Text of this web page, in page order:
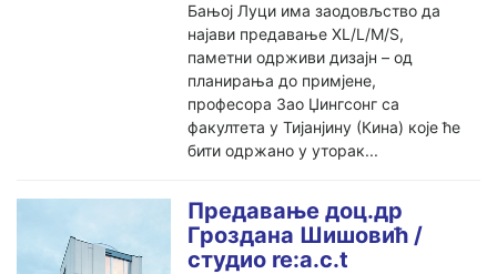
Бањој Луци има заодовљство да
најави предавање XL/L/M/S,
паметни одрживи дизајн – од
планирања до примјене,
професора Зао Џингсонг са
факултета у Тијанјину (Кина) које ће
бити одржано у уторак...
Предавање доц.др
Гроздана Шишовић /
студио re:a.c.t